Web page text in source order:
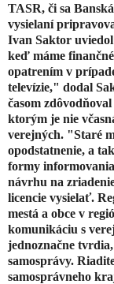
TASR, či sa
vysielaní
Ivan Saktor
keď máme
opatrením v
televízie," dodal
časom
ktorým je nie
verejných. "Staré
opodstatnenie, a
formy
návrhu na
licencie vysielať.
mestá a obce v
komunikáciu s
jednoznačne
samosprávy.
samosprávneho